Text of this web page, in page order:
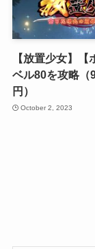
【放置少女】【
ベル80を攻略（
円）
October 2, 2023